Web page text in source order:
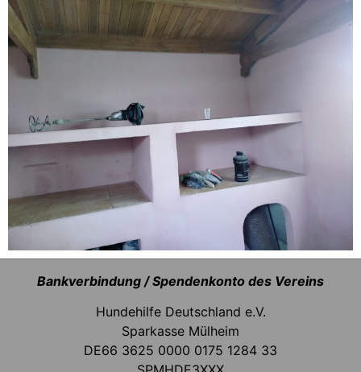
Bankverbindung / Spendenkonto des Vereins
Hundehilfe Deutschland e.V.
Sparkasse Mülheim
DE66 3625 0000 0175 1284 33